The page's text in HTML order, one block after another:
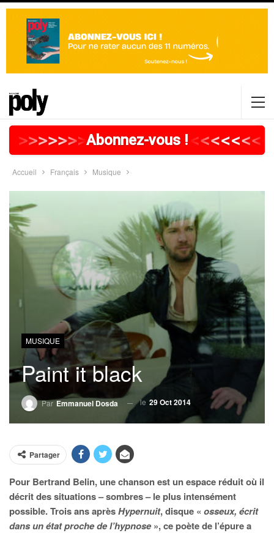
>>> >>>>>>>>>>>>>
Abonnez-vous ! <<<<
<<<<<
Accueil Français Musique
MUSIQUE
Paint it black
ParEmmanuel Dosda le 29 Oct 2014
Partager
Pour Bertrand Belin, une chanson est un espace réduit où il
décrit des situations – sombres – le plus intensément
possible. Trois ans aprèsHypernuit, disque « osseux, écrit
dans un état proche de l’hypnose», ce poète de l’épure a